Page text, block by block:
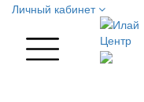
Личный кабинет